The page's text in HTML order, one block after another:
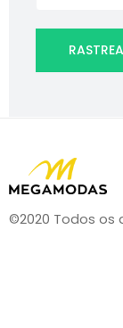
©2020 Todos os